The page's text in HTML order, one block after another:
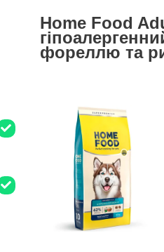
Home Food
фореллю та